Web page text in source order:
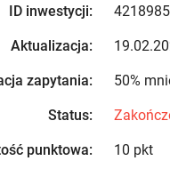
ID inwestycji: 4218985
Aktualizacja:
zapytania: 50%
Status:
punktowa: 10 pkt